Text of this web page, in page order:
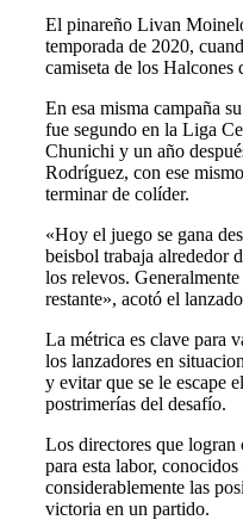
El pinareño Livan
temporada de 2020,
camiseta de los Halcones
En esa misma campaña
fue segundo en la Liga
Chunichi y un año
Rodríguez, con ese
terminar de colíder.
«Hoy el juego se gana
beisbol trabaja alrededor
los relevos.
restante», acotó el
La métrica es clave para
los lanzadores en
y evitar que se le escape
postrimerías del desafío.
Los directores que logran
para esta labor,
considerablemente las
victoria en un partido.